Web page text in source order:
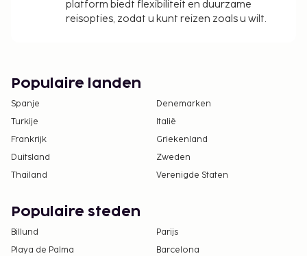
met de accommodatie. De contactgegevens
platform biedt flexibiliteit en duurzame
reisopties, zodat u kunt reizen zoals u wilt.
Populaire landen
Spanje
Denemarken
Turkije
Italië
Frankrijk
Griekenland
Duitsland
Zweden
Thailand
Verenigde Staten
Populaire steden
Billund
Parijs
Playa de Palma
Barcelona